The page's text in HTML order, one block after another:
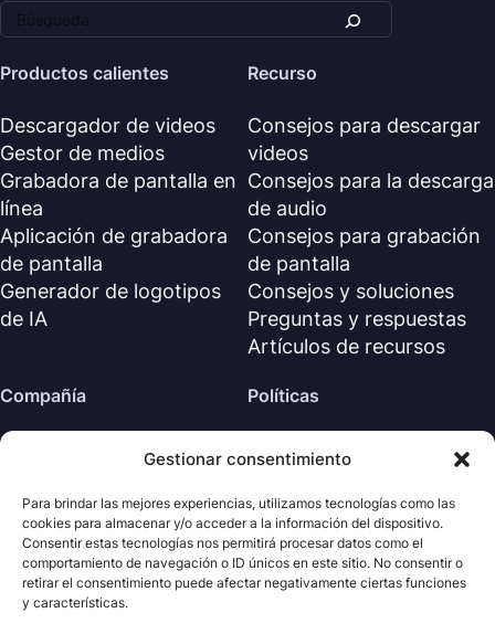
Gestionar consentimiento
Para brindar las mejores experiencias, utilizamos tecnologías como las
cookies para almacenar y/o acceder a la información del dispositivo.
Consentir estas tecnologías nos permitirá procesar datos como el
comportamiento de navegación o ID únicos en este sitio. No consentir o
retirar el consentimiento puede afectar negativamente ciertas funciones
y características.
Productos calientes
Descargador de videos
Gestor de medios
Grabadora de pantalla en
línea
Aplicación de grabadora
de pantalla
Generador de logotipos
de IA
Recurso
Consejos para descargar
videos
Consejos para la descarga
de audio
Consejos para grabación
de pantalla
Consejos y soluciones
Preguntas y respuestas
Artículos de recursos
Compañía
Sobre nosotros
Centro de soporte
Políticas
Política de reembolso
Acuerdo de licencia (EN)
Términos y condiciones
Desinstalar
Política de cookies